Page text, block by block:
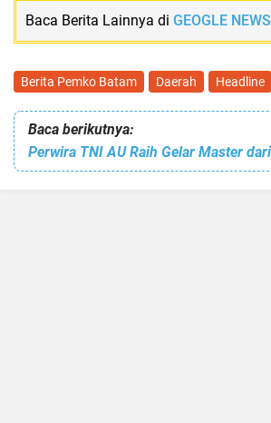
Baca Berita Lainnya di GEOGLE NEWS
Berita Pemko Batam Daerah Headline
Baca berikutnya: